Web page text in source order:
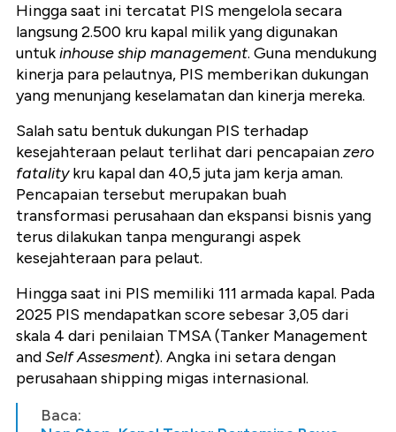
Hingga saat ini tercatat PIS mengelola secara
langsung 2.500 kru kapal milik yang digunakan
untukinhouse ship management. Guna mendukung
kinerja para pelautnya, PIS memberikan dukungan
yang menunjang keselamatan dan kinerja mereka.
Salah satu bentuk dukungan PIS terhadap
kesejahteraan pelaut terlihat dari pencapaianzero
fatalitykru kapal dan 40,5 juta jam kerja aman.
Pencapaian tersebut merupakan buah
transformasi perusahaan dan ekspansi bisnis yang
terus dilakukan tanpa mengurangi aspek
kesejahteraan para pelaut.
Hingga saat ini PIS memiliki 111 armada kapal. Pada
2025 PIS mendapatkan score sebesar 3,05 dari
skala 4 dari penilaian TMSA (Tanker Management
andSelf Assesment). Angka ini setara dengan
perusahaan shipping migas internasional.
Baca: